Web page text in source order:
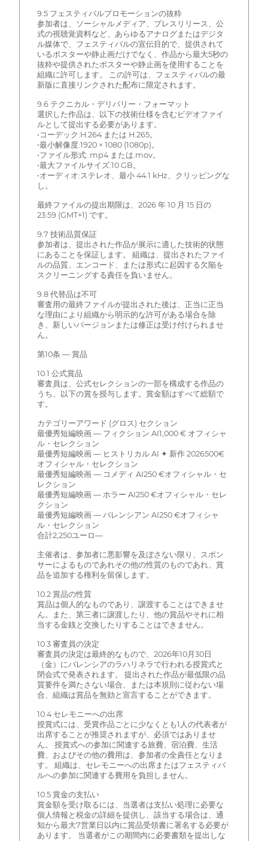
9.5 フェスティバルプロモーションの抜粋
参加者は、ソーシャルメディア、プレスリリース、公
式の視聴覚資料など、あらゆるアナログまたはデジタ
ル媒体で、フェスティバルの宣伝目的で、提供されて
いるポスターや静止画だけでなく、作品から最大5秒の
抜粋や提供されたポスターや静止画を使用することを
組織に許可します。 この許可は、フェスティバルの最
新版に直接リンクされた配布に限定されます。
9.6 テクニカル・デリバリー・フォーマット
選択した作品は、以下の技術仕様を含むビデオファイ
ルとして提出する必要があります。
•コーデック:H.264 または H.265。
•最小解像度:1920 × 1080 (1080p)。
•ファイル形式:.mp4 または.mov。
•最大ファイルサイズ:10 GB。
•オーディオ:ステレオ、最小 44.1 kHz、クリッピングな
し。
最終ファイルの提出期限は、2026 年 10 月 15 日の
23:59 (GMT+1) です。
9.7 技術品質保証
参加者は、提出された作品が展示に適した技術的状態
にあることを保証します。 組織は、提出されたファイ
ルの品質、エンコード、または形式に起因する欠陥を
スクリーニングする責任を負いません。
9.8 代替品は不可
審査用の最終ファイルが提出された後は、正当に正当
な理由により組織から明示的な許可がある場合を除
き、新しいバージョンまたは修正は受け付けられませ
ん。
第10条 — 賞品
10.1 公式賞品
審査員は、公式セレクションの一部を構成する作品の
うち、以下の賞を授与します。賞金額はすべて総額で
す。
カテゴリーアワード (グロス) セクション
最優秀短編映画 — フィクション AI1,000 € オフィシャ
ル・セレクション
最優秀短編映画 — ヒストリカル AI ✦ 新作 2026500€
オフィシャル・セレクション
最優秀短編映画 — コメディ AI250 €オフィシャル・セ
レクション
最優秀短編映画 — ホラー AI250 €オフィシャル・セレ
クション
最優秀短編映画 — バレンシアン AI250 €オフィシャ
ル・セレクション
合計2,250ユーロ—
主催者は、参加者に悪影響を及ぼさない限り、スポン
サーによるものであれその他の性質のものであれ、賞
品を追加する権利を留保します。
10.2 賞品の性質
賞品は個人的なものであり、譲渡することはできませ
ん。また、第三者に譲渡したり、他の賞品やそれに相
当する金銭と交換したりすることはできません。
10.3 審査員の決定
審査員の決定は最終的なもので、2026年10月30日
（金）にバレンシアのラハリネラで行われる授賞式と
閉会式で発表されます。 提出された作品が最低限の品
質要件を満たさない場合、または本規則に従わない場
合、組織は賞品を無効と宣言することができます。
10.4 セレモニーへの出席
授賞式には、受賞作品ごとに少なくとも1人の代表者が
出席することが推奨されますが、必須ではありませ
ん。 授賞式への参加に関連する旅費、宿泊費、生活
費、およびその他の費用は、参加者の全責任となりま
す。 組織は、セレモニーへの出席またはフェスティバ
ルへの参加に関連する費用を負担しません。
10.5 賞金の支払い
賞金額を受け取るには、当選者は支払い処理に必要な
個人情報と税金の詳細を提供し、該当する場合は、通
知から最大7営業日以内に賞品受領書に署名する必要が
あります。 当選者がこの期間内に必要書類を提出しな